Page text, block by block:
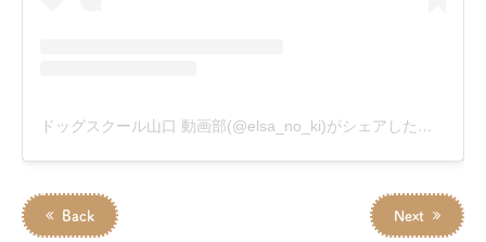
ドッグスクール山口 動画部(@elsa_no_ki)がシェアした投稿
Back Next